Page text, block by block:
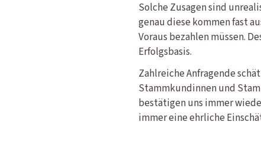
Solche Zusagen sind
genau diese kommen fast
Voraus bezahlen müssen.
Erfolgsbasis.
Zahlreiche Anfragende
Stammkundinnen und
bestätigen uns immer
immer eine ehrliche